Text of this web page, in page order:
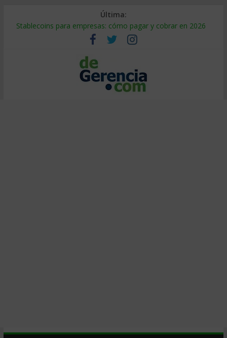
Última:
Stablecoins para empresas: cómo pagar y cobrar en 2026
Despido silencioso: qué es y por qué sale tan caro
IA en selección de personal: cómo auditarla a tiempo
Trabajo forzoso en la cadena de suministro: qué hacer
Mercado hispano de EE. UU.: cómo segmentarlo y venderle